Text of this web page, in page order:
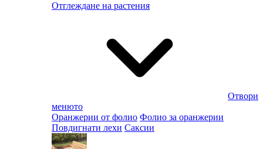
Отглеждане на растения
Отвори
менюто
Оранжерии от фолио Фолио за оранжерии
Повдигнати лехи Саксии